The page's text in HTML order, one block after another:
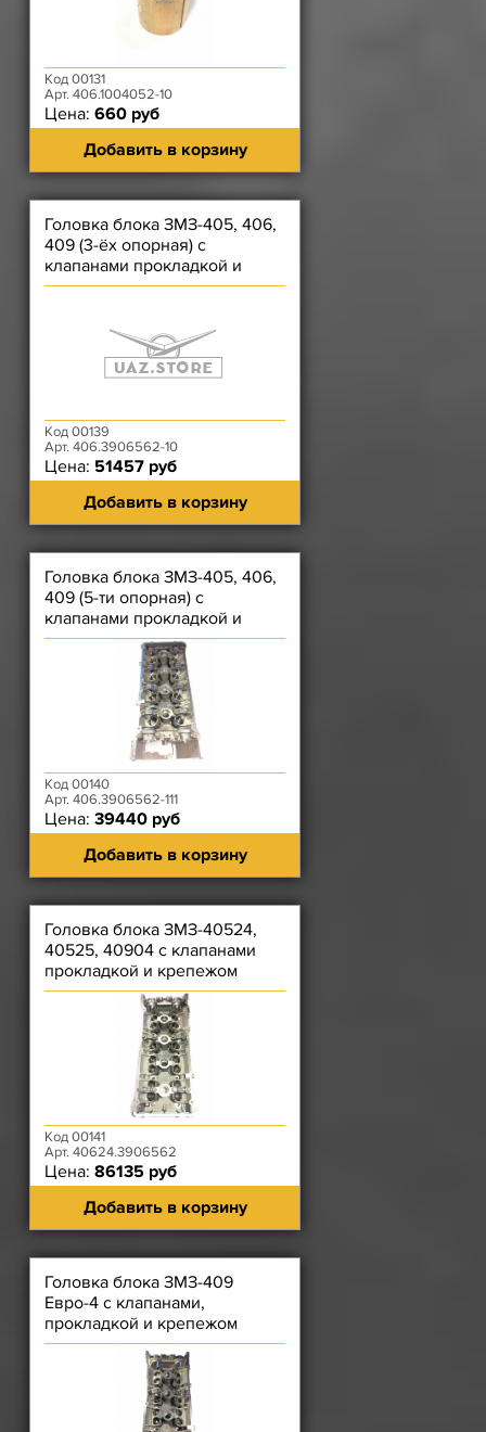
Код 00131
Арт. 406.1004052-10
Цена: 660 руб
Добавить в корзину
Головка блока ЗМЗ-405, 406,
409 (3-ёх опорная) с
клапанами прокладкой и
крепежом
Код 00139
Арт. 406.3906562-10
Цена: 51457 руб
Добавить в корзину
Головка блока ЗМЗ-405, 406,
409 (5-ти опорная) с
клапанами прокладкой и
крепежом 111
Код 00140
Арт. 406.3906562-111
Цена: 39440 руб
Добавить в корзину
Головка блока ЗМЗ-40524,
40525, 40904 с клапанами
прокладкой и крепежом
Код 00141
Арт. 40624.3906562
Цена: 86135 руб
Добавить в корзину
Головка блока ЗМЗ-409
Евро-4 с клапанами,
прокладкой и крепежом